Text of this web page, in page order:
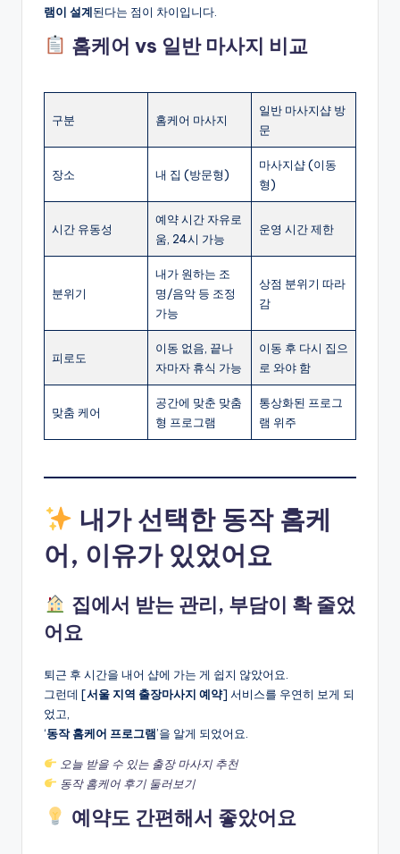
램이 설계된다는 점이 차이입니다.
홈케어 vs 일반 마사지 비교
구분 홈케어 마사지
일반 마사지샵 방
문
장소 내 집 (방문형)
마사지샵 (이동
형)
시간 유동성
예약 시간 자유로
움, 24시 가능
운영 시간 제한
분위기
내가 원하는 조
명/음악 등 조정
가능
상점 분위기 따라
감
피로도
이동 없음, 끝나
자마자 휴식 가능
이동 후 다시 집으
로 와야 함
맞춤 케어
공간에 맞춘 맞춤
형 프로그램
통상화된 프로그
램 위주
내가 선택한 동작 홈케
어, 이유가 있었어요
집에서 받는 관리, 부담이 확 줄었
어요
퇴근 후 시간을 내어 샵에 가는 게 쉽지 않았어요.
그런데 [서울 지역 출장마사지 예약] 서비스를 우연히 보게 되
었고,
‘동작 홈케어 프로그램’을 알게 되었어요.
오늘 받을 수 있는 출장 마사지 추천
동작 홈케어 후기 둘러보기
예약도 간편해서 좋았어요